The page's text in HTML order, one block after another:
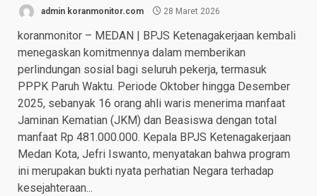
admin koranmonitor.com 28 Maret 2026
koranmonitor – MEDAN | BPJS Ketenagakerjaan kembali
menegaskan komitmennya dalam memberikan
perlindungan sosial bagi seluruh pekerja, termasuk
PPPK Paruh Waktu. Periode Oktober hingga Desember
2025, sebanyak 16 orang ahli waris menerima manfaat
Jaminan Kematian (JKM) dan Beasiswa dengan total
manfaat Rp 481.000.000. Kepala BPJS Ketenagakerjaan
Medan Kota, Jefri Iswanto, menyatakan bahwa program
ini merupakan bukti nyata perhatian Negara terhadap
kesejahteraan...